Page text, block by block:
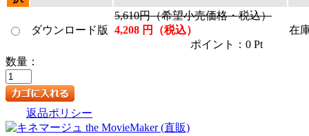
ダウンロード版
5,610円（希望小売価格・税込）
4,208 円（税込）
ポイント：0 Pt
在
数量：
返品ポリシー